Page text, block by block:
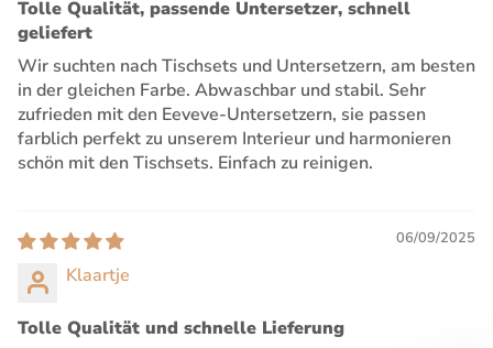
Tolle Qualität, passende Untersetzer, schnell
geliefert
Wir suchten nach Tischsets und Untersetzern, am besten
in der gleichen Farbe. Abwaschbar und stabil. Sehr
zufrieden mit den Eeveve-Untersetzern, sie passen
farblich perfekt zu unserem Interieur und harmonieren
schön mit den Tischsets. Einfach zu reinigen.
06/09/2025
Klaartje
Tolle Qualität und schnelle Lieferung